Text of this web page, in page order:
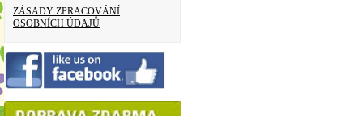
ZÁSADY ZPRACOVÁNÍ
OSOBNÍCH ÚDAJŮ